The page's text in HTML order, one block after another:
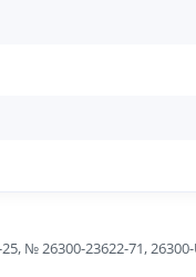
№ 26300-23622-71,